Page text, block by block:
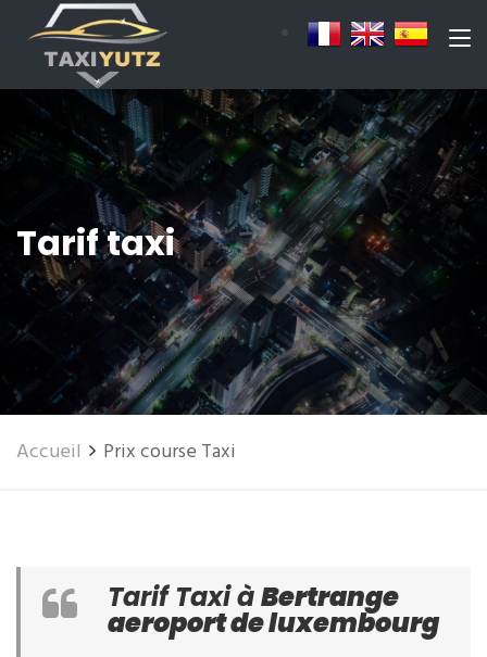
Tarif taxi
Accueil Prix course Taxi
Tarif Taxi àBertrange
aeroport de luxembourg